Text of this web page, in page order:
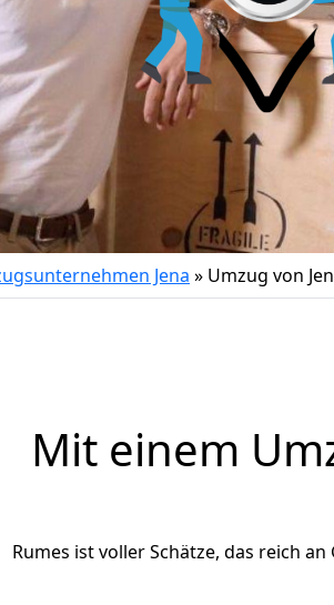
Jena » Umzug von
Mit einem
Rumes ist voller Schätze, das reich